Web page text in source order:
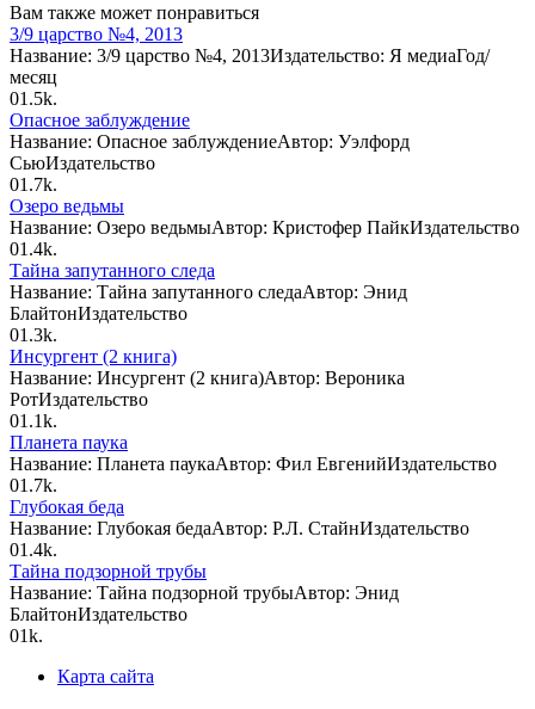
Вам также может понравиться
3/9 царство №4, 2013
Название: 3/9 царство №4, 2013Издательство: Я медиаГод/
месяц
01.5k.
Опасное заблуждение
Название: Опасное заблуждениеАвтор: Уэлфорд
СьюИздательство
01.7k.
Озеро ведьмы
Название: Озеро ведьмыАвтор: Кристофер ПайкИздательство
01.4k.
Тайна запутанного следа
Название: Тайна запутанного следаАвтор: Энид
БлайтонИздательство
01.3k.
Инсургент (2 книга)
Название: Инсургент (2 книга)Автор: Вероника
РотИздательство
01.1k.
Планета паука
Название: Планета паукаАвтор: Фил ЕвгенийИздательство
01.7k.
Глубокая беда
Название: Глубокая бедаАвтор: Р.Л. СтайнИздательство
01.4k.
Тайна подзорной трубы
Название: Тайна подзорной трубыАвтор: Энид
БлайтонИздательство
01k.
Карта сайта